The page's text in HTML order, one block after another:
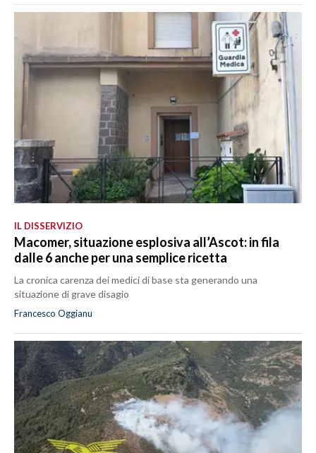
IL DISSERVIZIO
Macomer, situazione esplosiva all’Ascot: in fila
dalle 6 anche per una semplice ricetta
La cronica carenza dei medici di base sta generando una
situazione di grave disagio
Francesco Oggianu